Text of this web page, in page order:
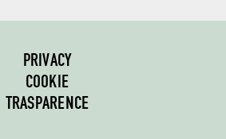
PRIVACY
COOKIE
TRASPARENCE